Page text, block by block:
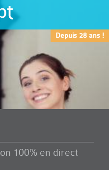
Depuis 28 ans !
100% en direct